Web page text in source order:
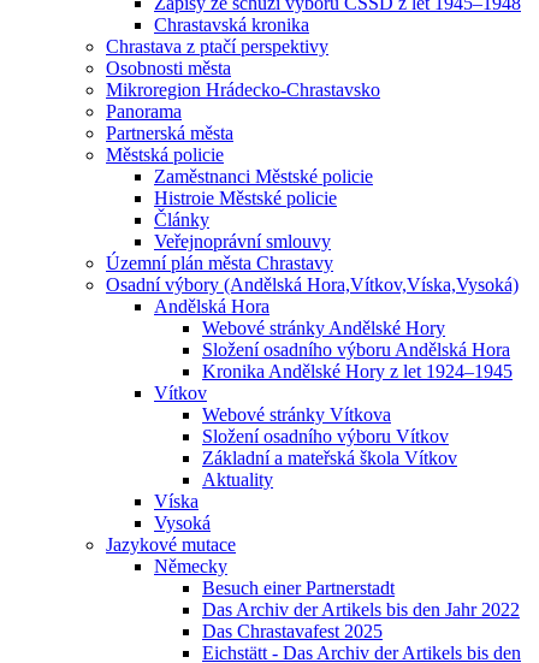
Chrastavská kronika
Chrastava z ptačí perspektivy
Osobnosti města
Mikroregion Hrádecko-Chrastavsko
Panorama
Partnerská města
Městská policie
Zaměstnanci Městské policie
Histroie Městské policie
Články
Veřejnoprávní smlouvy
Územní plán města Chrastavy
Osadní výbory (Andělská Hora,Vítkov,Víska,Vysoká)
Andělská Hora
Webové stránky Andělské Hory
Složení osadního výboru Andělská Hora
Kronika Andělské Hory z let 1924–1945
Vítkov
Webové stránky Vítkova
Složení osadního výboru Vítkov
Základní a mateřská škola Vítkov
Aktuality
Víska
Vysoká
Jazykové mutace
Německy
Besuch einer Partnerstadt
Das Archiv der Artikels bis den Jahr 2022
Das Chrastavafest 2025
Eichstätt - Das Archiv der Artikels bis den